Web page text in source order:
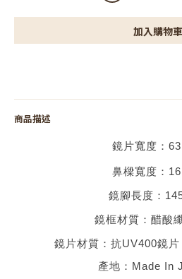
加入購物車
商品描述
鏡片寬度： 63
鼻樑寬度： 16
鏡腳長度：
鏡框材質： 醋酸
鏡片材質： 抗UV400鏡
產地： Made In